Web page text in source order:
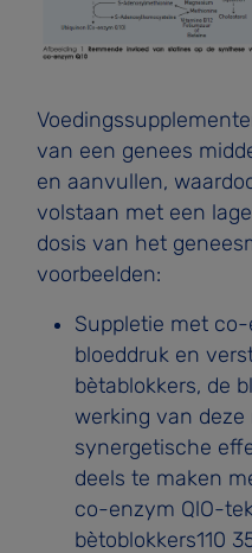
van een genees­
en aanvullen,
volstaan met een
dosis van het
voorbeel­den:
Suppletie met
bloeddruk en
bètablokkers, de
werking van deze
syner­getische
deels te maken
co-enzym QlO-
bètoblokkers110